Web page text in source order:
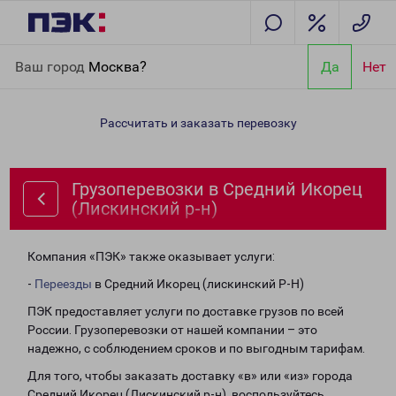
Ваш город Москва? Да Нет
(Лискинский р-н)
Рассчитать и заказать перевозку
Грузоперевозки в Средний Икорец
(Лискинский р-н)
Компания «ПЭК» также оказывает услуги:
- Переезды в Средний Икорец (лискинский Р-Н)
ПЭК предоставляет услуги по доставке грузов по всей
России. Грузоперевозки от нашей компании – это
надежно, с соблюдением сроков и по выгодным тарифам.
Для того, чтобы заказать доставку «в» или «из» города